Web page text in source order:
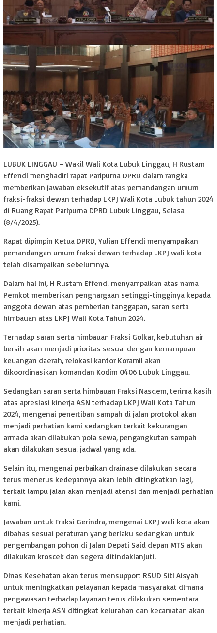
LUBUK LINGGAU – Wakil Wali Kota Lubuk Linggau, H Rustam
Effendi menghadiri rapat Paripurna DPRD dalam rangka
memberikan jawaban eksekutif atas pemandangan umum
fraksi-fraksi dewan terhadap LKPJ Wali Kota Lubuk tahun 2024
di Ruang Rapat Paripurna DPRD Lubuk Linggau, Selasa
(8/4/2025).
Rapat dipimpin Ketua DPRD, Yulian Effendi menyampaikan
pemandangan umum fraksi dewan terhadap LKPJ wali kota
telah disampaikan sebelumnya.
Dalam hal ini, H Rustam Effendi menyampaikan atas nama
Pemkot memberikan penghargaan setinggi-tingginya kepada
anggota dewan atas pemberian tanggapan, saran serta
himbauan atas LKPJ Wali Kota Tahun 2024.
Terhadap saran serta himbauan Fraksi Golkar, kebutuhan air
bersih akan menjadi prioritas sesuai dengan kemampuan
keuangan daerah, relokasi kantor Koramil akan
dikoordinasikan komandan Kodim 0406 Lubuk Linggau.
Sedangkan saran serta himbauan Fraksi Nasdem, terima kasih
atas apresiasi kinerja ASN terhadap LKPJ Wali Kota Tahun
2024, mengenai penertiban sampah di jalan protokol akan
menjadi perhatian kami sedangkan terkait kekurangan
armada akan dilakukan pola sewa, pengangkutan sampah
akan dilakukan sesuai jadwal yang ada.
Selain itu, mengenai perbaikan drainase dilakukan secara
terus menerus kedepannya akan lebih ditingkatkan lagi,
terkait lampu jalan akan menjadi atensi dan menjadi perhatian
kami.
Jawaban untuk Fraksi Gerindra, mengenai LKPJ wali kota akan
dibahas sesuai peraturan yang berlaku sedangkan untuk
pengembangan pohon di Jalan Depati Said depan MTS akan
dilakukan kroscek dan segera ditindaklanjuti.
Dinas Kesehatan akan terus mensupport RSUD Siti Aisyah
untuk meningkatkan pelayanan kepada masyarakat dimana
pengawasan terhadap layanan terus dilakukan sementara
terkait kinerja ASN ditingkat kelurahan dan kecamatan akan
menjadi perhatian.